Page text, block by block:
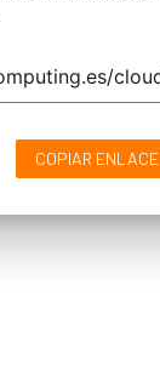
COPIAR ENLACE